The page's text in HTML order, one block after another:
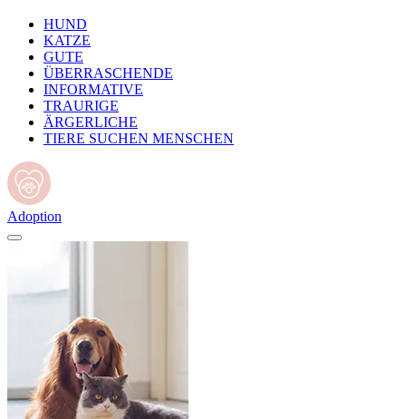
HUND
KATZE
GUTE
ÜBERRASCHENDE
INFORMATIVE
TRAURIGE
ÄRGERLICHE
TIERE SUCHEN MENSCHEN
Adoption